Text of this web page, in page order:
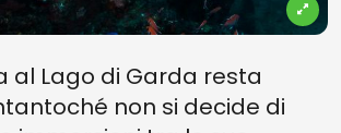
al Lago di Garda resta
non si decide di